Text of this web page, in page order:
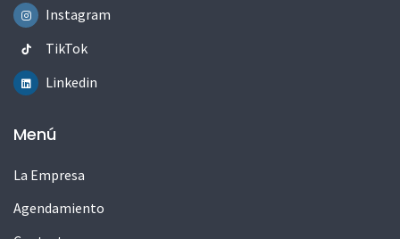
Instagram
TikTok
Linkedin
Menú
La Empresa
Agendamiento